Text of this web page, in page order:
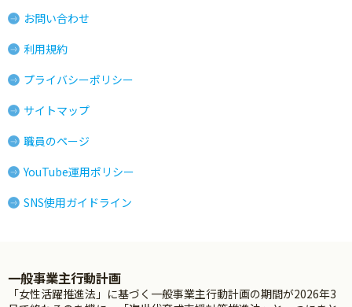
お問い合わせ
利用規約
プライバシーポリシー
サイトマップ
職員のページ
YouTube運用ポリシー
SNS使用ガイドライン
一般事業主行動計画
「女性活躍推進法」に基づく一般事業主行動計画の期間が2026年3